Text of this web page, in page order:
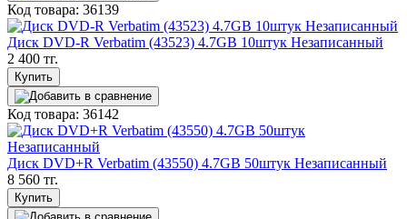
Код товара: 36139
Диск DVD-R Verbatim (43523) 4.7GB 10штук Незаписанный
2 400 тг.
Купить
Код товара: 36142
Диск DVD+R Verbatim (43550) 4.7GB 50штук Незаписанный
8 560 тг.
Купить